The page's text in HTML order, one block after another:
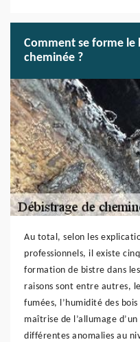
Comment se forme le
cheminée ?
Au total, selon les
professionnels, il existe
formation de bistre dans
raisons sont entre autres,
fumées, l’humidité des
maîtrise de l’allumage
différentes anomalies au